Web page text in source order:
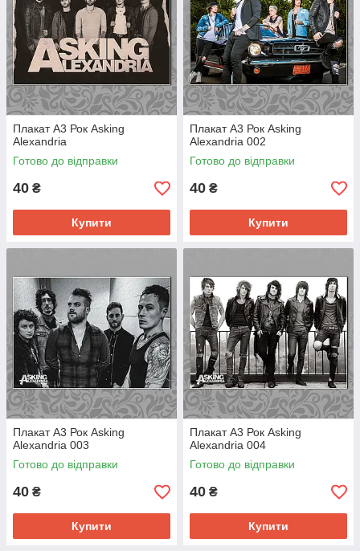
Плакат А3 Рок Asking
Alexandria
Готово до відправки
40 ₴
Купити
Плакат А3 Рок Asking
Alexandria 002
Готово до відправки
40 ₴
Купити
Плакат А3 Рок Asking
Alexandria 003
Готово до відправки
40 ₴
Купити
Плакат А3 Рок Asking
Alexandria 004
Готово до відправки
40 ₴
Купити